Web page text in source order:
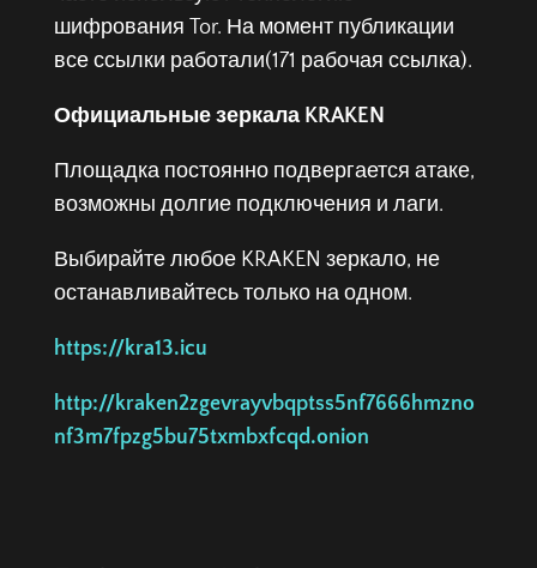
шифрования Tor. На момент публикации
все ссылки работали(171 рабочая ссылка).
Официальные зеркала KRAKEN
Площадка постоянно подвергается атаке,
возможны долгие подключения и лаги.
Выбирайте любое KRAKEN зеркало, не
останавливайтесь только на одном.
https://kra13.icu
http://kraken2zgevrayvbqptss5nf7666hmzno
nf3m7fpzg5bu75txmbxfcqd.onion